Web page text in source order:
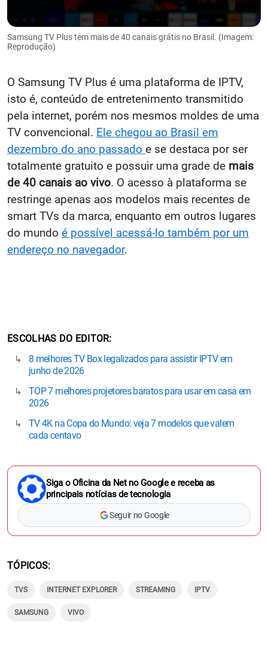
Samsung TV Plus tem mais de 40 canais grátis no Brasil. (Imagem:
Reprodução)
O Samsung TV Plus é uma plataforma de IPTV,
isto é, conteúdo de entretenimento transmitido
pela internet, porém nos mesmos moldes de uma
TV convencional. Ele chegou ao Brasil em
dezembro do ano passado e se destaca por ser
totalmente gratuito e possuir uma grade de mais
de 40 canais ao vivo. O acesso à plataforma se
restringe apenas aos modelos mais recentes de
smart TVs da marca, enquanto em outros lugares
do mundo é possível acessá-lo também por um
endereço no navegador.
ESCOLHAS DO EDITOR
8 melhores TV Box legalizados para assistir IPTV em
junho de 2026
TOP 7 melhores projetores baratos para usar em casa em
2026
TV 4K na Copa do Mundo: veja 7 modelos que valem
cada centavo
Siga o Oficina da Net no Google e receba as
principais notícias de tecnologia
Seguir no Google
TÓPICOS
TVS INTERNET EXPLORER STREAMING IPTV
SAMSUNG VIVO